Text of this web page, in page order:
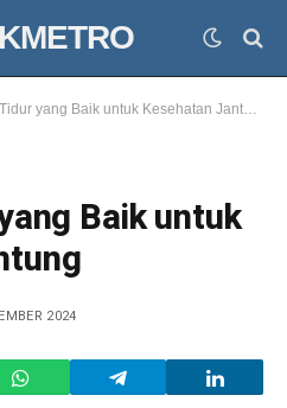
yang Baik untuk Kesehatan Jantung
Baik untuk
2024